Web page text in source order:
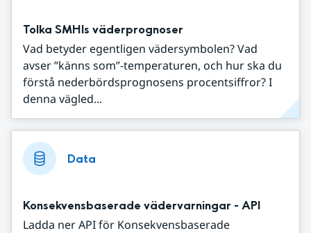
Tolka SMHIs väderprognoser
Vad betyder egentligen vädersymbolen? Vad
avser ”känns som”-temperaturen, och hur ska du
förstå nederbördsprognosens procentsiffror? I
denna vägled...
Data
Konsekvensbaserade vädervarningar - API
Ladda ner API för Konsekvensbaserade